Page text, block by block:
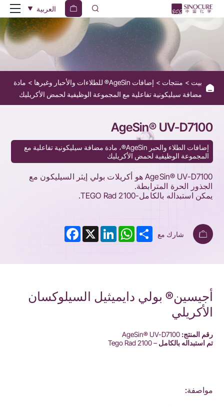
AgeSin®
UV-
العربية
بيت منتجات إضافات AgeSin® للطلاءات والأحبار وغيرها
مادة
مضافة سيليكونية تفاعلية مع المجموعة الوظيفية لحمض الأكريليك
AgeSin® UV-D7100
إضافات الطلاء والحبر AgeSin®، مادة مضافة سيليكونية تفاعلية مع
المجموعة الوظيفية لحمض الأكريليك
AgeSin® UV-D7100 هو أكريلات بولي إيثر السيليكون مع
الجذور الحرة المترابطة.
يمكن استبداله بالكامل-TEGO Rad 2100.
شارك مع Facebook X
LinkedIn
WhatsAppShare
أجيسين® بولي دايميثيل السيلوكسان
الأكريلي
رقم المنتج:AgeSin® UV-D7100
تم استبداله بالكامل– Tego Rad 2100
مواصفة: